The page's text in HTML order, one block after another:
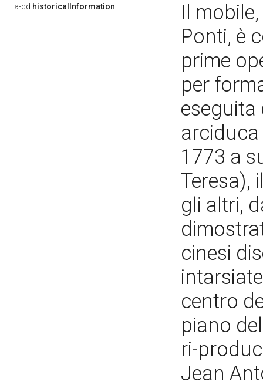
a-cd:historicalInformation
Il
Ponti, è
prime
per
eseguita
1773 a
Teresa),
gli altri,
cinesi
centro
piano
ri-
Jean